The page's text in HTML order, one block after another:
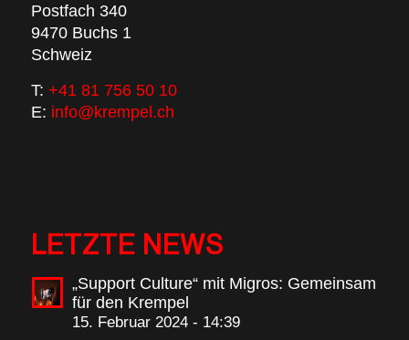
Postfach 340
9470 Buchs 1
Schweiz
T: +41 81 756 50 10
E: info@krempel.ch
LETZTE NEWS
„Support Culture“ mit Migros: Gemeinsam
für den Krempel
15. Februar 2024 - 14:39